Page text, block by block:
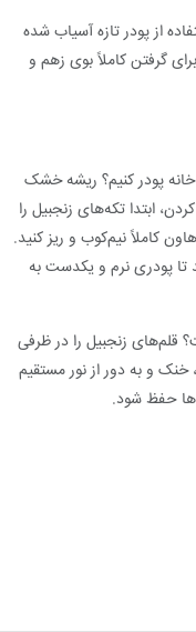
از پودر تازه آسیاب شده
گرفتن کاملاً بوی زهم و
پودر کنیم؟ ریشه خشک
ابتدا تکه‌های زنجبیل را
کاملاً نیم‌کوب و ریز کنید.
پودری نرم و یکدست به
زنجبیل را در ظرفی
و به دور از نور مستقیم
حفظ شود.